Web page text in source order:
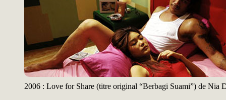
2006 : Love for Share (titre original “Berbagi Suami”) de Nia